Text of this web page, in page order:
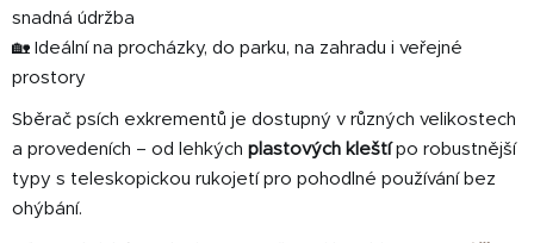
snadná údržba
🏡 Ideální na procházky, do parku, na zahradu i veřejné
prostory
Sběrač psích exkrementů je dostupný v různých velikostech
a provedeních – od lehkých plastových kleštípo robustnější
typy s teleskopickou rukojetí pro pohodlné používání bez
ohýbání.